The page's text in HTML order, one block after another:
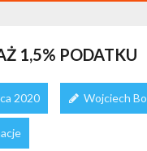
zasiłków statutowych
1,5% PODATKU
2020 Wojciech